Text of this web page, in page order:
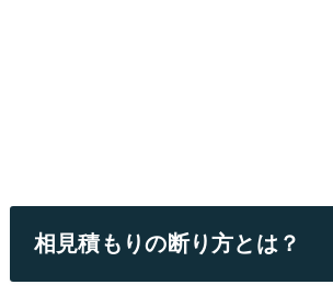
相見積もりの断り方とは？